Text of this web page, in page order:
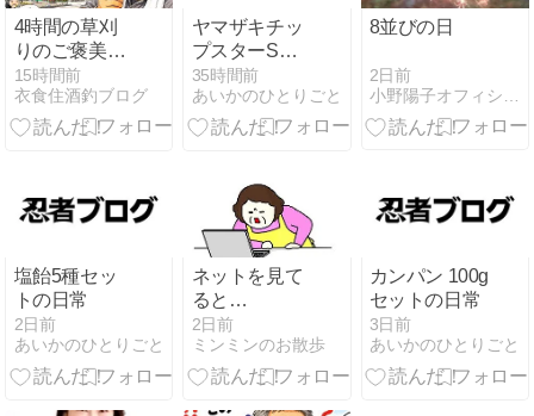
4時間の草刈
りのご褒美
は、那須高原
の絶品ソフト
クリーム！還
15時間前
衣食住酒釣ブログ
ヤマザキチッ
プスターSの
りしお味の日
常
35時間前
あいかのひとりごと
8並びの日
2日前
塩飴5種セッ
トの日常
2日前
あいかのひとりごと
ネットを見て
ると
No.1106。。。
( ﾟДﾟ)
2日前
ミンミンのお散歩
カンパン 100g
セットの日常
3日前
あいかのひとりごと